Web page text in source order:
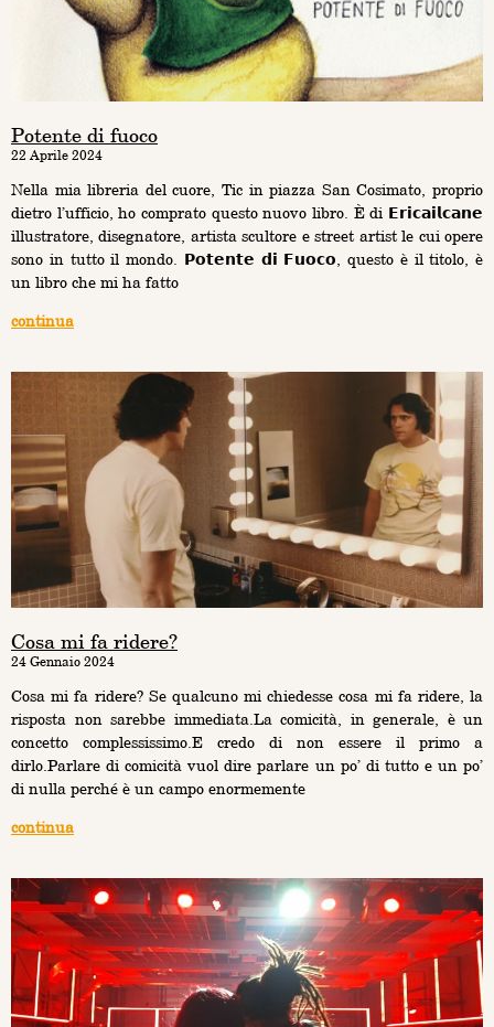
Potente di fuoco
22 Aprile 2024
Nella mia libreria del cuore, Tic in piazza San Cosimato, proprio
dietro l’ufficio, ho comprato questo nuovo libro. È di 𝗘𝗿𝗶𝗰𝗮𝗶𝗹𝗰𝗮𝗻𝗲
illustratore, disegnatore, artista scultore e street artist le cui opere
sono in tutto il mondo. 𝗣𝗼𝘁𝗲𝗻𝘁𝗲 𝗱𝗶 𝗙𝘂𝗼𝗰𝗼, questo è il titolo, è
un libro che mi ha fatto
continua
Cosa mi fa ridere?
24 Gennaio 2024
Cosa mi fa ridere? Se qualcuno mi chiedesse cosa mi fa ridere, la
risposta non sarebbe immediata.La comicità, in generale, è un
concetto complessissimo.E credo di non essere il primo a
dirlo.Parlare di comicità vuol dire parlare un po’ di tutto e un po’
di nulla perché è un campo enormemente
continua